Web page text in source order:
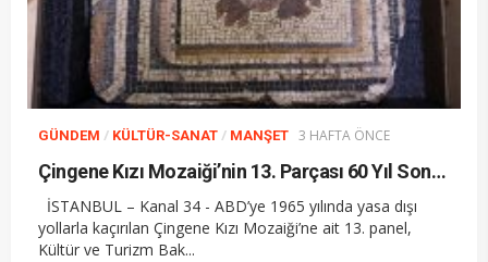
GÜNDEM / KÜLTÜR-SANAT / MANŞET 3 HAFTA ÖNCE
Çingene Kızı Mozaiği’nin 13. Parçası 60 Yıl Sonra Türkiye’de
İSTANBUL – Kanal 34 - ABD’ye 1965 yılında yasa dışı
yollarla kaçırılan Çingene Kızı Mozaiği’ne ait 13. panel,
Kültür ve Turizm Bak...